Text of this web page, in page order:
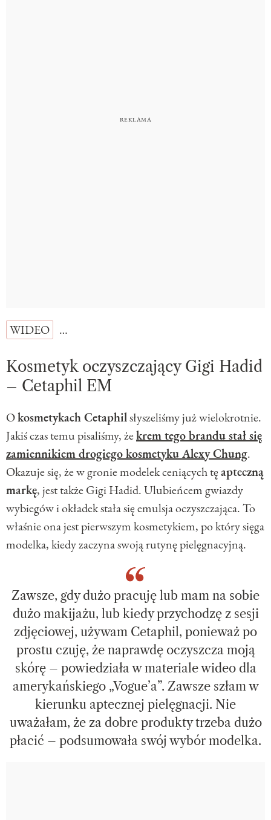
WIDEO …
Kosmetyk oczyszczający Gigi Hadid
– Cetaphil EM
Okosmetykach Cetaphilsłyszeliśmy już wielokrotnie.
Jakiś czas temu pisaliśmy, żekrem tego brandu stał się
zamiennikiem drogiego kosmetyku Alexy Chung.
Okazuje się, że w gronie modelek ceniących tęapteczną
markę, jest także Gigi Hadid. Ulubieńcem gwiazdy
wybiegów i okładek stała się emulsja oczyszczająca. To
właśnie ona jest pierwszym kosmetykiem, po który sięga
modelka, kiedy zaczyna swoją rutynę pielęgnacyjną.
Zawsze, gdy dużo pracuję lub mam na sobie
dużo makijażu, lub kiedy przychodzę z sesji
zdjęciowej, używam Cetaphil, ponieważ po
prostu czuję, że naprawdę oczyszcza moją
skórę – powiedziała w materiale wideo dla
amerykańskiego „Vogue’a”. Zawsze szłam w
kierunku aptecznej pielęgnacji. Nie
uważałam, że za dobre produkty trzeba dużo
płacić – podsumowała swój wybór modelka.